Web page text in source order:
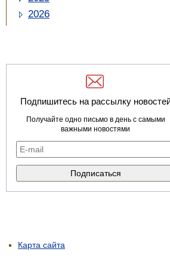
2026
Подпишитесь на рассылку
Получайте одно письмо в день с самыми
важными новостями
Карта сайта